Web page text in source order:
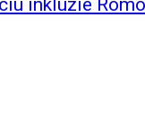
inklúzie